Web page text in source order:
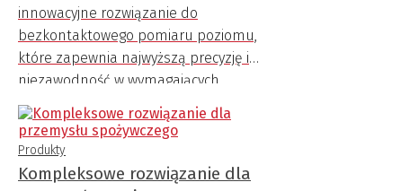
innowacyjne rozwiązanie do
bezkontaktowego pomiaru poziomu,
które zapewnia najwyższą precyzję i
niezawodność w wymagających
warunkach przemysłowych.
Produkty
Kompleksowe rozwiązanie dla